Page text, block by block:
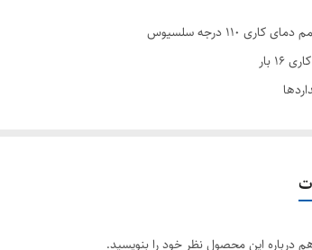
کاری ١١٠ درجه سلسیوس
١٦ بار
وجه:
EN558
درباره این محصول نظر خود را بنویسید.